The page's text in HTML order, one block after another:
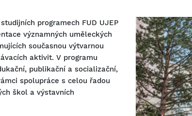
programech FUD UJEP
významných uměleckých
současnou výtvarnou
aktivit. V programu
publikační a socializační,
spolupráce s celou řadou
škol a výstavních